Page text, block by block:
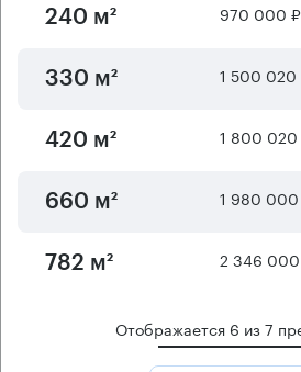
240 м² 970 000 ₽
330 м² 1 500 020
420 м² 1 800 020
660 м² 1 980
782 м² 2 346
Отображается 6 из7